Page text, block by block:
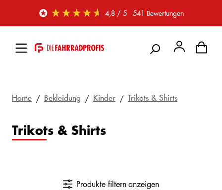
Zum Hauptinhalt springen 4,8/ 5 541 Bewertungen
Home Bekleidung Kinder Trikots & Shirts
Trikots & Shirts
Produkte filtern